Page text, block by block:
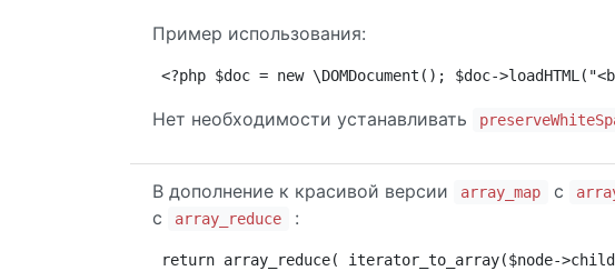
Пример использования:
<?php $doc = new \DOMDocument(); $doc-
Нет необходимости устанавливать
В дополнение к красивой версии array_map с
с
array_reduce :
return array_reduce( iterator_to_array($node-